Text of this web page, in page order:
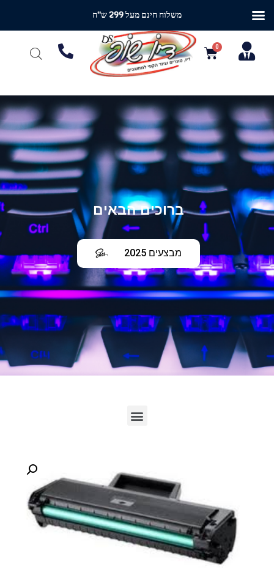
ברוכים הבאים
מבצעים 2025
משלוח חינם מעל 299 ש"ח